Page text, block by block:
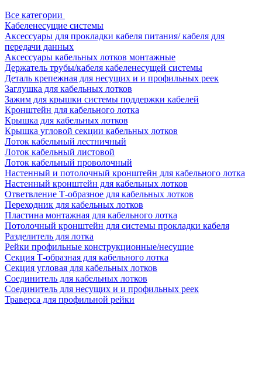
Все категории
Кабеленесущие системы
Аксессуары для прокладки кабеля питания/ кабеля для
передачи данных
Аксессуары кабельных лотков монтажные
Держатель трубы/кабеля кабеленесущей системы
Деталь крепежная для несущих и и профильных реек
Заглушка для кабельных лотков
Зажим для крышки системы поддержки кабелей
Кронштейн для кабельного лотка
Крышка для кабельных лотков
Крышка угловой секции кабельных лотков
Лоток кабельный лестничный
Лоток кабельный листовой
Лоток кабельный проволочный
Настенный и потолочный кронштейн для кабельного лотка
Настенный кронштейн для кабельных лотков
Ответвление Т-образное для кабельных лотков
Переходник для кабельных лотков
Пластина монтажная для кабельного лотка
Потолочный кронштейн для системы прокладки кабеля
Разделитель для лотка
Рейки профильные конструкционные/несущие
Секция Т-образная для кабельного лотка
Секция угловая для кабельных лотков
Соединитель для кабельных лотков
Соединитель для несущих и и профильных реек
Траверса для профильной рейки